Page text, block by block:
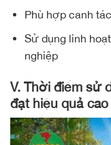
Phù hợp canh
Sử dụng linh
nghiệp
V. Thời điểm sử
đạt hiệu quả cao